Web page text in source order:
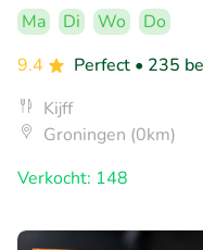
Ma Di Wo
Do
9.4
Perfect • 235
Kijff
Groningen (0km)
Verkocht: 148